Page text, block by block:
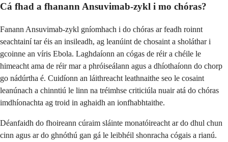
Cá fhad a fhanann Ansuvimab-zykl i mo chóras?
Fanann Ansuvimab-zykl gníomhach i do chóras ar feadh roinnt
seachtainí tar éis an insileadh, ag leanúint de chosaint a sholáthar i
gcoinne an víris Ebola. Laghdaíonn an cógas de réir a chéile le
himeacht ama de réir mar a phróiseálann agus a dhíothaíonn do chorp
go nádúrtha é. Cuidíonn an láithreacht leathnaithe seo le cosaint
leanúnach a chinntiú le linn na tréimhse criticiúla nuair atá do chóras
imdhíonachta ag troid in aghaidh an ionfhabhtaithe.
Déanfaidh do fhoireann cúraim sláinte monatóireacht ar do dhul chun
cinn agus ar do ghnóthú gan gá le leibhéil shonracha cógais a rianú.